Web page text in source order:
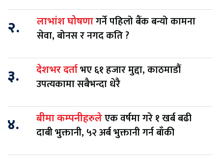
२. लाभांश घोषणागर्ने पहिलो बैंक बन्यो कामना
सेवा, बोनस र नगद कति ?
३. देशभर दर्ताभए ६१ हजार मुद्दा, काठमाडौं
उपत्यकामा सबैभन्दा धेरै
४. बीमा कम्पनीहरुलेएक वर्षमा गरे १ खर्ब बढी
दाबी भुक्तानी, ५२ अर्ब भुक्तानी गर्न बाँकी